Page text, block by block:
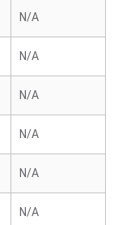
N/A
N/A
N/A
N/A
N/A
N/A